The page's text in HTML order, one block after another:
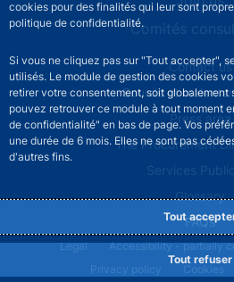
cookies pour des finalités qui leur sont
politique de confidentialité.
Si vous ne cliquez pas sur "Tout accepter",
utilisés. Le module de gestion des cookies
retirer votre consentement, soit globalement
pouvez retrouver ce module à tout moment
de confidentialité" en bas de page. Vos
une durée de 6 mois. Elles ne sont pas
d'autres fins.
Tout
Tout refuser
Comités
Footer secondary menuContact us
Sourds et
Press area
The Procurement
Services
Glossary
FAQs
Footer legal notice menu
Legal Accessibility - partially
Privacy policy
Cookies